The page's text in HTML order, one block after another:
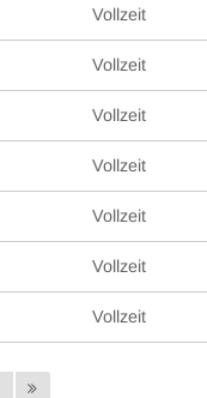
Vollzeit
Vollzeit
Vollzeit
Vollzeit
Vollzeit
Vollzeit
Vollzeit